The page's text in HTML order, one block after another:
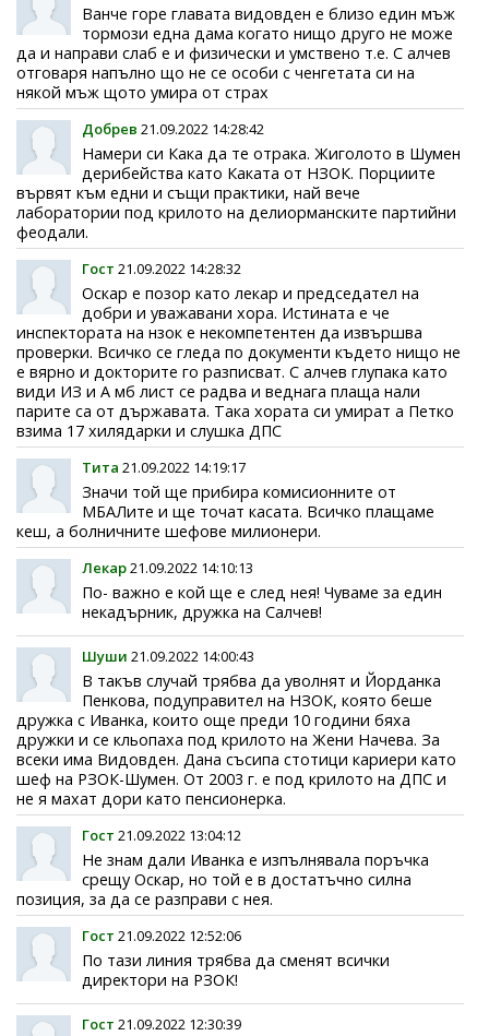
Ванче горе главата видовден е близо един мъж
тормози една дама когато нищо друго не може
да и направи слаб е и физически и умствено т.е. С алчев
отговаря напълно що не се особи с ченгетата си на
някой мъж щото умира от страх
Добрев 21.09.2022 14:28:42
Намери си Кака да те отрака. Жиголото в Шумен
дерибейства като Каката от НЗОК. Порциите
вървят към едни и същи практики, най вече
лаборатории под крилото на делиорманските партийни
феодали.
Гост 21.09.2022 14:28:32
Оскар е позор като лекар и председател на
добри и уважавани хора. Истината е че
инспектората на нзок е некомпетентен да извършва
проверки. Всичко се гледа по документи където нищо не
е вярно и докторите го разписват. С алчев глупака като
види ИЗ и А мб лист се радва и веднага плаща нали
парите са от държавата. Така хората си умират а Петко
взима 17 хилядарки и слушка ДПС
Тита 21.09.2022 14:19:17
Значи той ще прибира комисионните от
МБАЛите и ще точат касата. Всичко плащаме
кеш, а болничните шефове милионери.
Лекар21.09.2022 14:10:13
По- важно е кой ще е след нея! Чуваме за един
некадърник, дружка на Салчев!
Шуши 21.09.2022 14:00:43
В такъв случай трябва да уволнят и Йорданка
Пенкова, подуправител на НЗОК, която беше
дружка с Иванка, които още преди 10 години бяха
дружки и се кльопаха под крилото на Жени Начева. За
всеки има Видовден. Дана съсипа стотици кариери като
шеф на РЗОК-Шумен. От 2003 г. е под крилото на ДПС и
не я махат дори като пенсионерка.
Гост 21.09.2022 13:04:12
Не знам дали Иванка е изпълнявала поръчка
срещу Оскар, но той е в достатъчно силна
позиция, за да се разправи с нея.
Гост 21.09.2022 12:52:06
По тази линия трябва да сменят всички
директори на РЗОК!
Гост 21.09.2022 12:30:39